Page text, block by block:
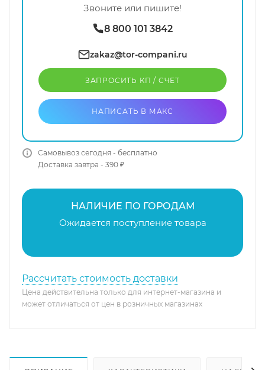
Звоните или пишите!
8 800 101 3842
zakaz@tor-compani.ru
ЗАПРОСИТЬ КП / CЧЕТ
НАПИСАТЬ В МАКС
Самовывоз сегодня - бесплатно
Доставка завтра - 390 ₽
НАЛИЧИЕ ПО ГОРОДАМ
Ожидается поступление товара
Рассчитать стоимость доставки
Цена действительна только для интернет-магазина и
может отличаться от цен в розничных магазинах